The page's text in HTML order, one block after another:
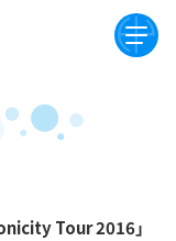
Tour 2016」